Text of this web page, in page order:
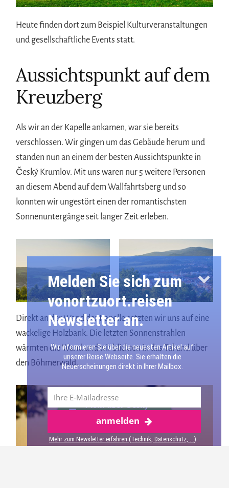
Heute finden dort zum Beispiel Kulturveranstaltungen
und gesellschaftliche Events statt.
Aussichtspunkt auf dem
Kreuzberg
Als wir an der Kapelle ankamen, war sie bereits
verschlossen. Wir gingen um das Gebäude herum und
standen nun an einem der besten Aussichtspunkte in
Český Krumlov. Mit uns waren nur 5 weitere Personen
an diesem Abend auf dem Wallfahrtsberg und so
konnten wir ungestört einen der romantischsten
Sonnenuntergänge seit langer Zeit erleben.
Direkt an der Wand der Kapelle setzten wir uns auf eine
wackelige Holzbank. Die letzten Sonnenstrahlen
wärmten die Wand und wir blickten in das Tal und über
den Böhmerwald.
Mehr über Český
Krumlov
Melden Sie sich zum
vonortzuort.reisen
Newsletter an.
Wir informieren Sie über die neuesten Artikel auf
unserer Reise Webseite. Sie erhalten die
Neuerscheinungen direkt in Ihrer Mailbox.
anmelden
Mehr zum Newsletter erfahren (Technik, Datenschutz, ...)